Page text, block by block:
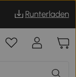
Runterladen